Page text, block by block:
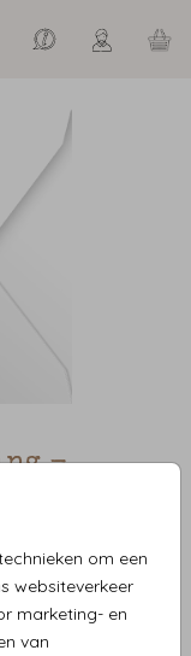
om een
websiteverkeer
marketing- en
van
-
ons op.